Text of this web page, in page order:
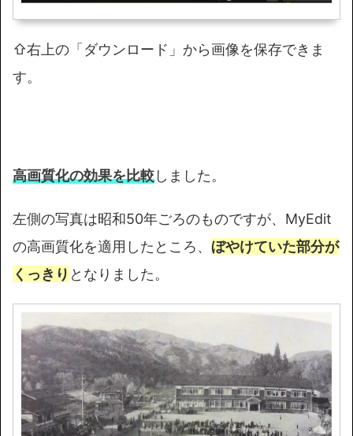
⇧右上の「ダウンロード」から画像を保存できま
す。
高画質化の効果を比較しました。
左側の写真は昭和50年ごろのものですが、MyEdit
の高画質化を適用したところ、 ぼやけていた部分が
くっきり となりました。